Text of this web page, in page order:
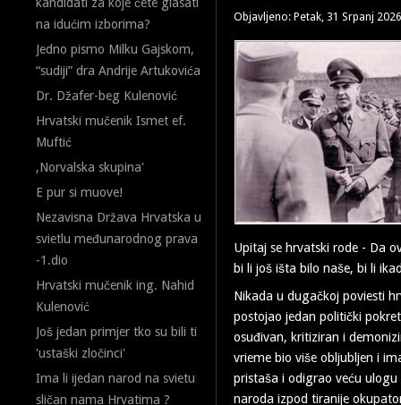
na idućim izborima?
Jedno pismo Milku Gajskom,
“sudiji” dra Andrije Artukovića
Dr. Džafer-beg Kulenović
Hrvatski mučenik Ismet ef.
Muftić
,Norvalska skupina'
E pur si muove!
Nezavisna Država Hrvatska u
svietlu međunarodnog prava
-1.dio
Hrvatski mučenik ing. Nahid
Kulenović
Još jedan primjer tko su bili ti
'ustaški zločinci'
Ima li ijedan narod na svietu
sličan nama Hrvatima ?
Objavljeno: Petak, 31 Srpanj
Upitaj se hrvatski rode - Da
bi li još išta bilo naše, bi li
Nikada u dugačkoj poviesti
postojao jedan politički
osuđivan, kritiziran i
vrieme bio više obljubljen i
pristaša i odigrao veću
naroda izpod tiranije